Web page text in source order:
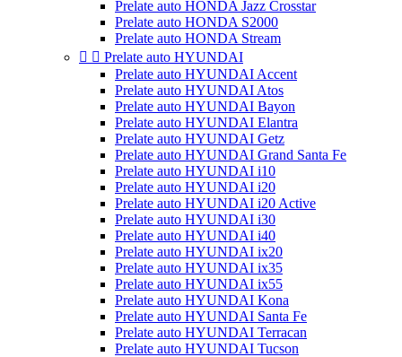
Prelate auto HONDA Jazz Crosstar
Prelate auto HONDA S2000
Prelate auto HONDA Stream
  Prelate auto HYUNDAI
Prelate auto HYUNDAI Accent
Prelate auto HYUNDAI Atos
Prelate auto HYUNDAI Bayon
Prelate auto HYUNDAI Elantra
Prelate auto HYUNDAI Getz
Prelate auto HYUNDAI Grand Santa Fe
Prelate auto HYUNDAI i10
Prelate auto HYUNDAI i20
Prelate auto HYUNDAI i20 Active
Prelate auto HYUNDAI i30
Prelate auto HYUNDAI i40
Prelate auto HYUNDAI ix20
Prelate auto HYUNDAI ix35
Prelate auto HYUNDAI ix55
Prelate auto HYUNDAI Kona
Prelate auto HYUNDAI Santa Fe
Prelate auto HYUNDAI Terracan
Prelate auto HYUNDAI Tucson